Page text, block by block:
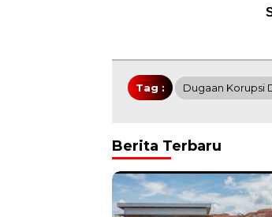
Tag : Dugaan Korupsi
Berita Terbaru